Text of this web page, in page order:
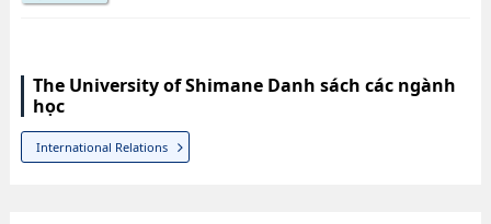
The University of Shimane Danh sách các ngành
học
International Relations